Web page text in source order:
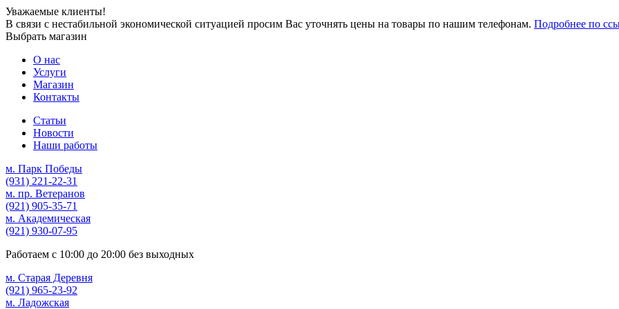
Уважаемые клиенты!
В связи с нестабильной экономической ситуацией просим Вас уточнять цены на товары по нашим телефонам. Подробнее по
Выбрать магазин
О нас
Услуги
Магазин
Контакты
Статьи
Новости
Наши работы
м. Парк Победы
(931) 221-22-31
м. пр. Ветеранов
(921) 905-35-71
м. Академическая
(921) 930-07-95
Работаем с 10:00 до 20:00 без выходных
м. Старая Деревня
(921) 965-23-92
м. Ладожская